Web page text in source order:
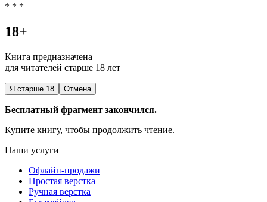
* * *
18+
Книга предназначена
для читателей старше 18 лет
Я старше 18 Отмена
Бесплатный фрагмент закончился.
Купите книгу, чтобы продолжить чтение.
Наши услуги
Офлайн-продажи
Простая верстка
Ручная верстка